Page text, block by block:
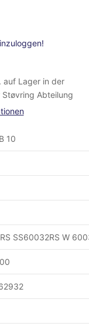
auf Lager in der
Abteilung
10
SS60032RS W